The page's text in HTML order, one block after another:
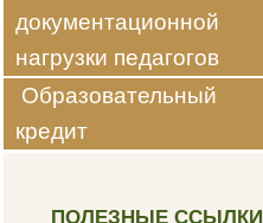
документационной
нагрузки педагогов
Образовательный
кредит
ПОЛЕЗНЫЕ ССЫЛКИ